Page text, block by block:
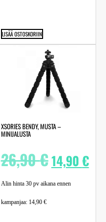
LISÄÄ OSTOSKORIIN
XSORIES BENDY, MUSTA –
MINIJALUSTA
26,90€14,90€
Alin hinta 30 pv aikana ennen
kampanjaa: 14,90 €